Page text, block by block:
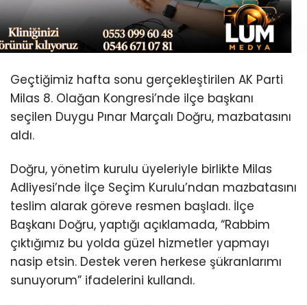
Geçtiğimiz hafta sonu gerçekleştirilen AK Parti
Milas 8. Olağan Kongresi’nde ilçe başkanı
seçilen Duygu Pınar Marçalı Doğru, mazbatasını
aldı.
Doğru, yönetim kurulu üyeleriyle birlikte Milas
Adliyesi’nde İlçe Seçim Kurulu’ndan mazbatasını
teslim alarak göreve resmen başladı. İlçe
Başkanı Doğru, yaptığı açıklamada, “Rabbim
çıktığımız bu yolda güzel hizmetler yapmayı
nasip etsin. Destek veren herkese şükranlarımı
sunuyorum” ifadelerini kullandı.